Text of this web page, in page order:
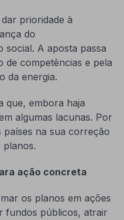
prioridade à
do
social. A aposta passa
de competências e pela
da energia.
que, embora haja
algumas lacunas. Por
na sua correção
planos.
ação concreta
os planos em ações
fundos públicos, atrair